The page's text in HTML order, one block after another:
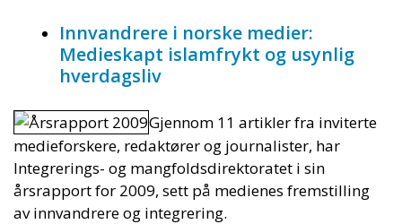
Innvandrere i norske medier:
Medieskapt islamfrykt og usynlig
hverdagsliv
Gjennom 11 artikler fra inviterte
medieforskere, redaktører og journalister, har
Integrerings- og mangfoldsdirektoratet i sin
årsrapport for 2009, sett på medienes fremstilling
av innvandrere og integrering.